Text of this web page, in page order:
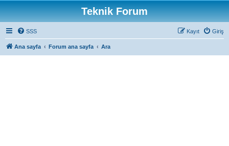
Teknik Forum
SSS Giriş
Kayıt
Ana sayfa Forum ana sayfa Ara